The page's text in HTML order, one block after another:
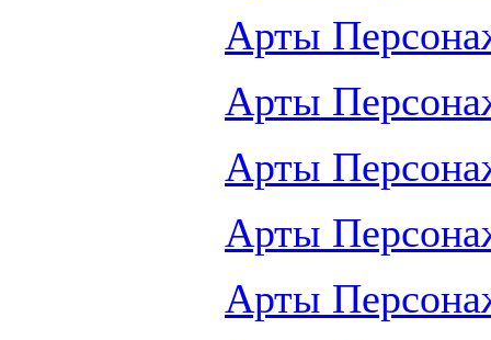
Арты
Арты
Арты
Арты
Арты